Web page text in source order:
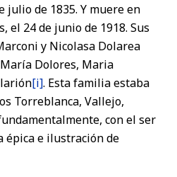
julio de 1835. Y muere en
el 24 de junio de 1918. Sus
y Nicolasa Dolarea
Dolores, Maria
[i]. Esta familia estaba
Torreblanca, Vallejo,
con el ser
épica e ilustración de